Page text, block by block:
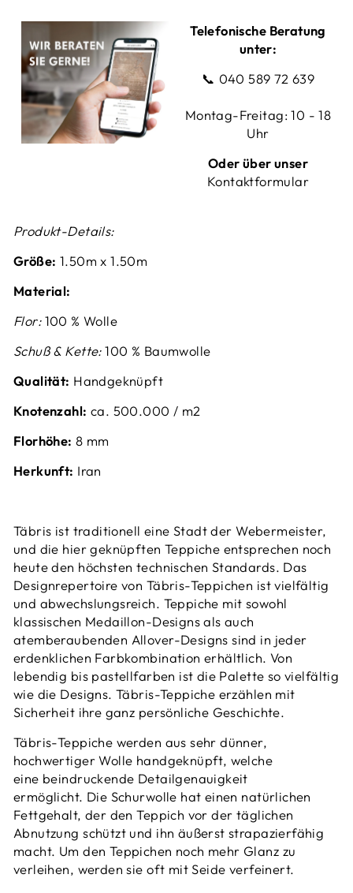
Telefonische Beratung
unter:
📞 040 589 72 639
Montag-Freitag: 10 - 18
Uhr
Oder über unser
Kontaktformular
Produkt-Details:
Größe: 1.50m x 1.50m
Material:
Flor: 100 % Wolle
Schuß & Kette: 100 % Baumwolle
Qualität: Handgeknüpft
Knotenzahl: ca. 500.000 / m2
Florhöhe: 8 mm
Herkunft: Iran
‌Täbris ist traditionell eine Stadt der Webermeister,
und die hier geknüpften Teppiche entsprechen noch
heute den höchsten technischen Standards. Das
Designrepertoire von Täbris-Teppichen ist vielfältig
und abwechslungsreich. Teppiche mit sowohl
klassischen Medaillon-Designs als auch
atemberaubenden Allover-Designs sind in jeder
erdenklichen Farbkombination erhältlich. Von
lebendig bis pastellfarben ist die Palette so vielfältig
wie die Designs. Täbris-Teppiche erzählen mit
Sicherheit ihre ganz persönliche Geschichte.
Täbris-Teppiche werden aus sehr dünner,
hochwertiger Wolle handgeknüpft, welche
eine beindruckende Detailgenauigkeit
ermöglicht. Die Schurwolle hat einen natürlichen
Fettgehalt, der den Teppich vor der täglichen
Abnutzung schützt und ihn äußerst strapazierfähig
macht. Um den Teppichen noch mehr Glanz zu
verleihen, werden sie oft mit Seide verfeinert.